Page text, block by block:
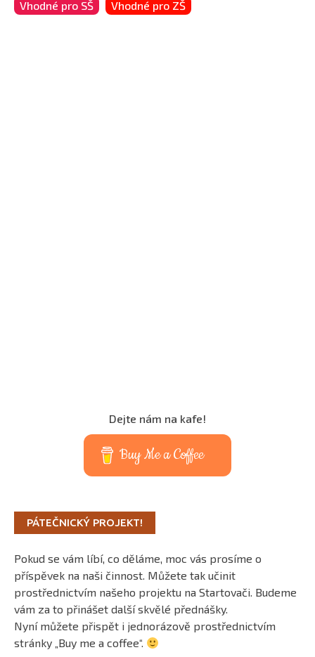
Vhodné pro SŠ Vhodné pro ZŠ
Dejte nám na kafe!
Buy Me a Coffee
PÁTEČNICKÝ PROJEKT!
Pokud se vám líbí, co děláme, moc vás prosíme o
příspěvek na naši činnost. Můžete tak učinit
prostřednictvím našeho projektu na Startovači. Budeme
vám za to přinášet další skvělé přednášky.
Nyní můžete přispět i jednorázově prostřednictvím
stránky „Buy me a coffee“.